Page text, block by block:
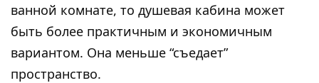
ванной комнате, то душевая кабина может
быть более практичным и экономичным
вариантом. Она меньше “съедает”
пространство.